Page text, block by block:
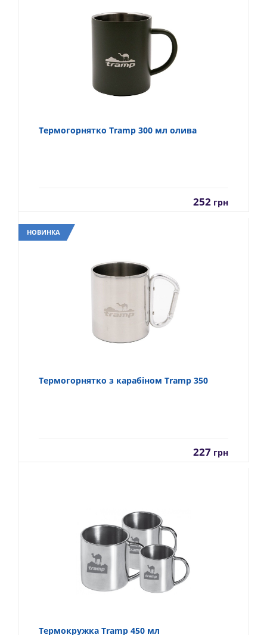
Термогорнятко Tramp 300 мл олива
252 грн
НОВИНКА
Термогорнятко з карабіном Tramp 350
227 грн
Термокружка Tramp 450 мл